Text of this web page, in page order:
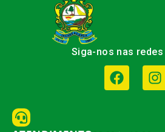
Siga-nos nas